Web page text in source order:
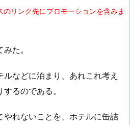
リンク先にプロモーションを含みま
た。
などに泊まり、あれこれ考え
るのである。
やれないことを、ホテルに缶詰